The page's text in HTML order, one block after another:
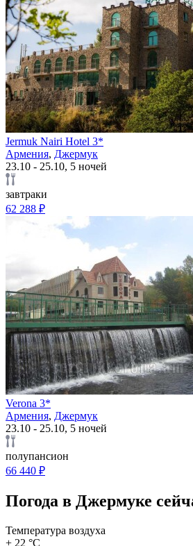
Jermuk Nairi Hotel 3*
Армения, Джермук
23.10 - 25.10, 5 ночей
завтраки
62 288 ₽
Verona 3*
Армения, Джермук
23.10 - 25.10, 5 ночей
полупансион
66 440 ₽
Погода в Джермуке
Температура воздуха
+ 22 °C